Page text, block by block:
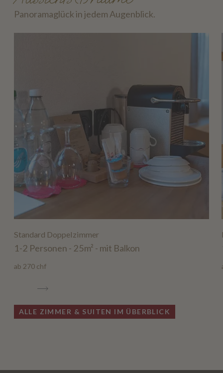
Panoramaglück in jedem Augenblick.
Standard Doppelzimmer
1-2 Personen - 25m² - mit Balkon
ab 270 chf
ALLE ZIMMER & SUITEN IM ÜBERBLICK